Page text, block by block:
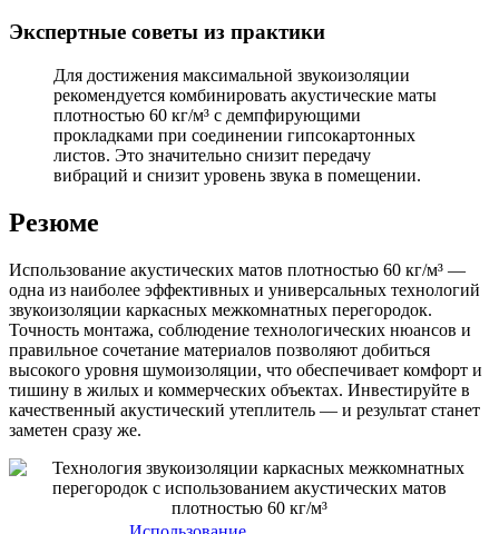
Экспертные советы из практики
Для достижения максимальной звукоизоляции
рекомендуется комбинировать акустические маты
плотностью 60 кг/м³ с демпфирующими
прокладками при соединении гипсокартонных
листов. Это значительно снизит передачу
вибраций и снизит уровень звука в помещении.
Резюме
Использование акустических матов плотностью 60 кг/м³ —
одна из наиболее эффективных и универсальных технологий
звукоизоляции каркасных межкомнатных перегородок.
Точность монтажа, соблюдение технологических нюансов и
правильное сочетание материалов позволяют добиться
высокого уровня шумоизоляции, что обеспечивает комфорт и
тишину в жилых и коммерческих объектах. Инвестируйте в
качественный акустический утеплитель — и результат станет
заметен сразу же.